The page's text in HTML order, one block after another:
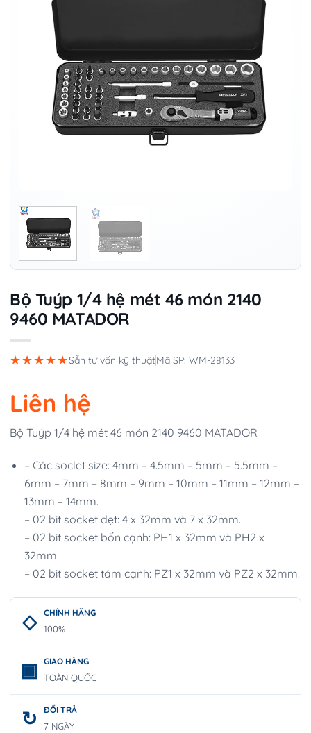
Bộ Tuýp 1/4 hệ mét 46 món 2140
9460 MATADOR
★★★★★Sẵn tư vấn kỹ thuậtMã SP: WM-28133
Liên hệ
Bộ Tuýp 1/4 hệ mét 46 món 2140 9460 MATADOR
– Các soclet size: 4mm – 4.5mm – 5mm – 5.5mm –
6mm – 7mm – 8mm – 9mm – 10mm – 11mm – 12mm –
13mm – 14mm.
– 02 bit socket dẹt: 4 x 32mm và 7 x 32mm.
– 02 bit socket bốn cạnh: PH1 x 32mm và PH2 x
32mm.
– 02 bit socket tám cạnh: PZ1 x 32mm và PZ2 x 32mm.
CHÍNH HÃNG
100%
GIAO HÀNG
TOÀN QUỐC
ĐỔI TRẢ
7 NGÀY